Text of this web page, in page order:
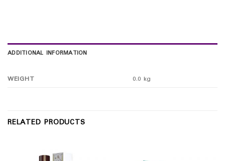
ADDITIONAL INFORMATION
WEIGHT 0.0 kg
RELATED PRODUCTS